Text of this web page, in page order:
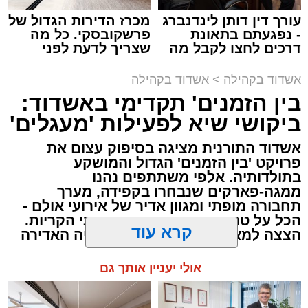
צילום: א' מיכאלי
בהמשך דרשתו, סיפר האדמו"ר על פגישה
שהתקיימה לפני שנים רבות בירושלים עם כ"ק
האדמו"ר מבעלזא שליט"א: "ביקרתי אצל כ"ק
האדמו"ר מבעלזא שליט"א ודיברנו על תפילתו של
בימים אלו, חותמים בני הישיבות ואברכי הכוללים
את חופשת 'בין הזמנים'. כמענה לצורך העמוק
בשילוב שבין מנוחת הגוף להתרוממות הנפש,
מציע אשדוד התורנית חוויה מסוג שונה, שתתקיים
מחר ותעמוד בסימן חיבור שורשי לפסקול החסידי
ההיענות הציבורית לאירוע של מחר יוצאת דופן
בהיקפה, ומצביעה על הערכה רבה למודל המוקפד
שגובש כאן.
עורך דין דותן לינדנברג
- נפגעתם בתאונת
דרכים לחצו לקבל מה
מכרז הדירות הגדול של
פרשקובסקי. כל מה
שצריך לדעת לפני
באשדוד
אשדוד בקהילה > אשדוד בקהילה
בין הזמנים' תקדימי באשדוד:
ביקושי שיא לפעילות 'מעגלים'
אשדוד התורנית מציגה בסיפוק עצום את
פרויקט 'בין הזמנים' הגדול והמושקע
בתולדותיה. אלפי משתתפים נהנו
ממגה-פארקים שנבחרו בקפידה, מערך
תחבורה מופתי ומגוון אדיר של אירועי אולם -
הכל על טהרת הקודש ובפיקוח רבני הקריות.
הצצה למאחורי הקלעים של העשייה האדירה
קרא עוד
אולי יעניין אותך גם